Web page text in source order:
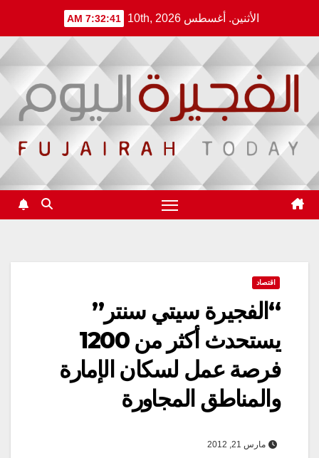
content
الأثنين. أغسطس 10th, 2026 7:32:41 AM
اقتصاد
“الفجيرة سيتي سنتر”
يستحدث أكثر من 1200
فرصة عمل لسكان الإمارة
والمناطق المجاورة
مارس 21, 2012